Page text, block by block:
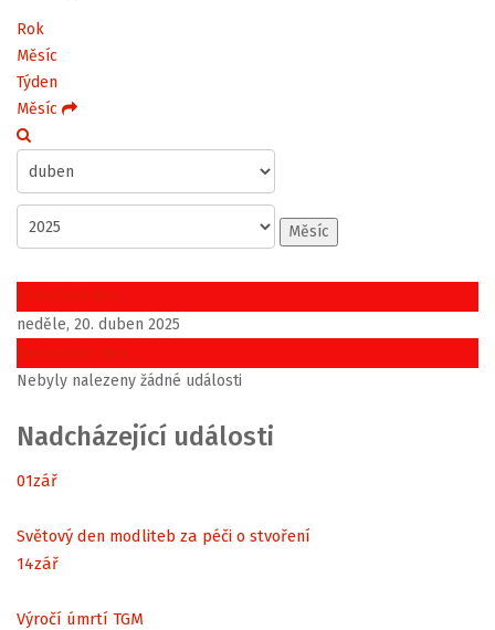
Rok
Měsíc
Týden
Měsíc
Měsíc
Předchozí den
neděle, 20. duben 2025
Následující den
Nebyly nalezeny žádné události
Nadcházející události
01zář
Světový den modliteb za péči o stvoření
14zář
Výročí úmrtí TGM